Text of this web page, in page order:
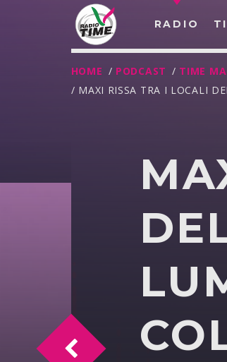
RADIO
HOME / PODCAST / TIME
/ MAXI RISSA TRA I LOCALI
Buon compleanno Pablo